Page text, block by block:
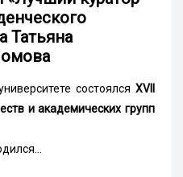
Татьяна
состоялся XVII
и академических групп